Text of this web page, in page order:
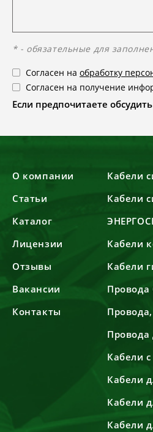
* - обязательные для
Согласен на обработку
Согласен на получение
Если предпочитаете
О компании
Статьи
Каталог
Лицензии
Отзывы
Вакансии
Контакты
Кабели
Кабели
Кабели
Кабели
Провода
Кабели
Кабели
Кабели
Кабели